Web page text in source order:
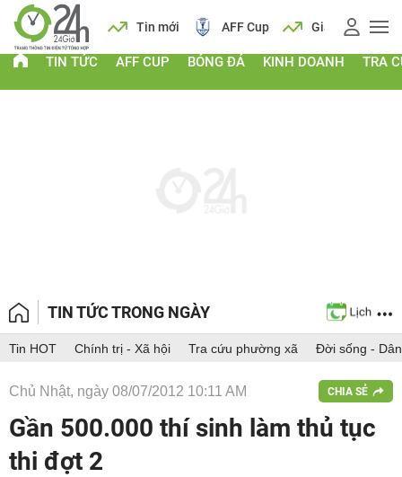
Lịch Tin mới AFF Cup Giá vàng
TIN TỨC AFF CUP BÓNG ĐÁ KINH DOANH TRA
TIN TỨC TRONG NGÀY
Tin HOT Chính trị - Xã hội Tra cứu phường xã Đời sống -
Chủ Nhật, ngày 08/07/2012 10:11 AM CHIA SẺ
Gần 500.000 thí sinh làm thủ tục
thi đợt 2